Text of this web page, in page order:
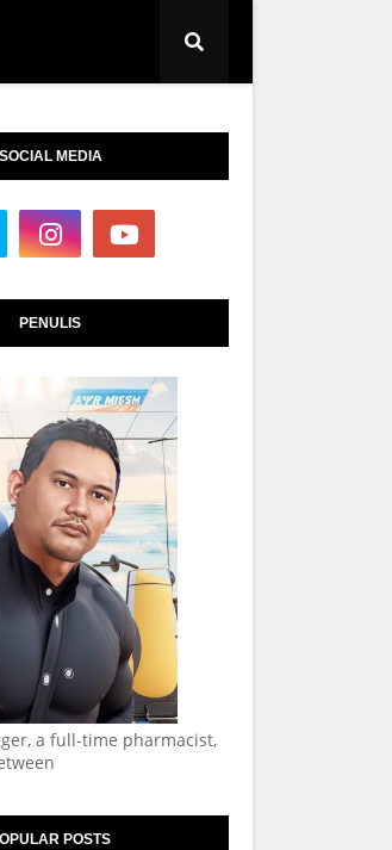
SOCIAL MEDIA
PENULIS
a full-time pharmacist,
POSTS